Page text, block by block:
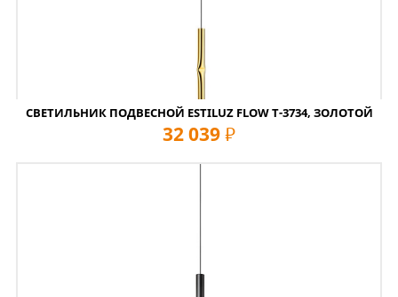
СВЕТИЛЬНИК ПОДВЕСНОЙ ESTILUZ FLOW T-3734, ЗОЛОТОЙ
32 039 руб